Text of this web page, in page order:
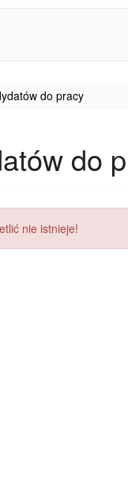
do pracy
do
nie istnieje!